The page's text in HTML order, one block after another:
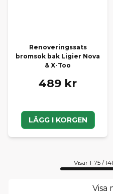
Renoveringssats
bromsok bak Ligier Nova
& X-Too
489 kr
LÄGG I KORGEN
Visar 1-75 /
Visa